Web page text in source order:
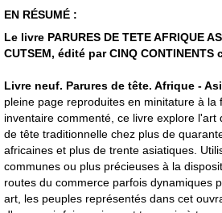
EN RÉSUMÉ :
Le livre PARURES DE TETE AFRIQUE
CUTSEM, édité par CINQ CONTINENTS
Livre neuf. Parures de tête. Afrique -
pleine page reproduites en minitature à la
inventaire commenté, ce livre explore
de tête traditionnelle chez plus de
africaines et plus de trente asiatiques.
communes ou plus précieuses à la
routes du commerce parfois dynamiques
art, les peuples représentés dans cet